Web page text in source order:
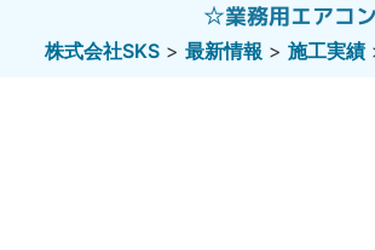
☆業務用エアコ
株式会社SKS > 最新情報 > 施工実績